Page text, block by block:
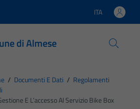
Lingua attiva:
ITA
di Almese
/ Documenti E Dati / Regolamenti
E L’accesso Al Servizio Bike Box